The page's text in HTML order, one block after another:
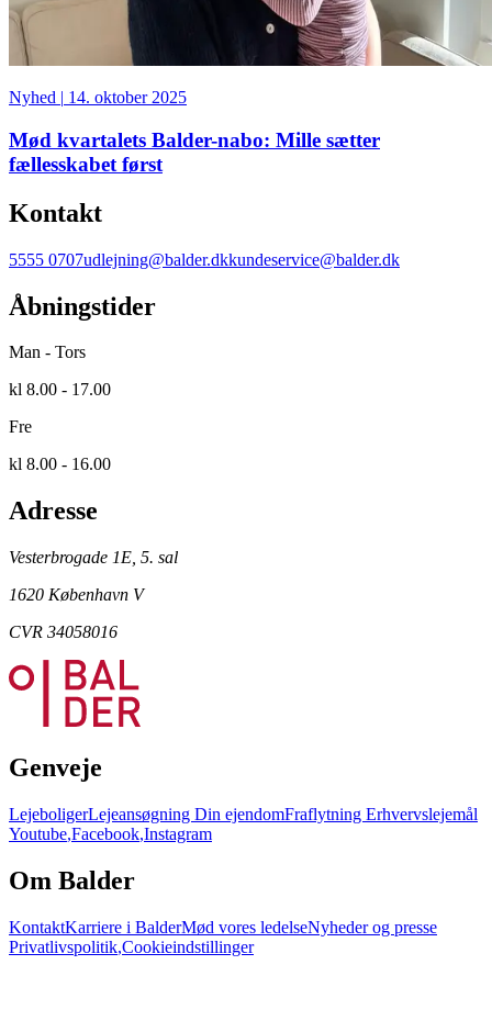
Nyhed | 14. oktober 2025
Mød kvartalets Balder-nabo: Mille sætter
fællesskabet først
Kontakt
5555 0707udlejning@balder.dkkundeservice@balder.dk
Åbningstider
Man - Tors
kl 8.00 - 17.00
Fre
kl 8.00 - 16.00
Adresse
Vesterbrogade 1E, 5. sal
1620 København V
CVR 34058016
Genveje
LejeboligerLejeansøgning Din ejendomFraflytning Erhvervslejemål
Youtube,Facebook,Instagram
Om Balder
KontaktKarriere i BalderMød vores ledelseNyheder og presse
Privatlivspolitik,Cookieindstillinger